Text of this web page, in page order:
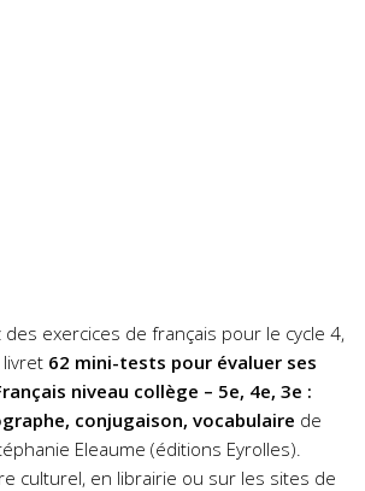
exercices de français pour le cycle 4,
62 mini-tests pour évaluer ses
niveau collège – 5e, 4e, 3e :
conjugaison, vocabulaire de
Eleaume (éditions Eyrolles).
culturel, en librairie ou sur les sites de